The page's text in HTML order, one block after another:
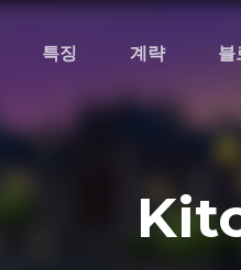
특징 계략 블